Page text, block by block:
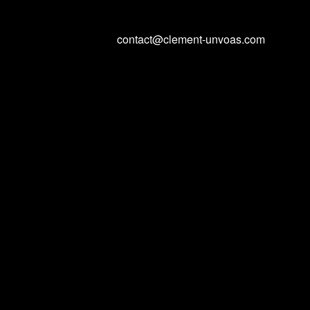
contact@clement-unvoas.com